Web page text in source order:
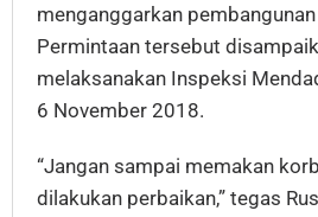
menganggarkan
Permintaan tersebut
melaksanakan Inspeksi
6 November 2018.
“Jangan sampai memakan
dilakukan perbaikan,” tegas